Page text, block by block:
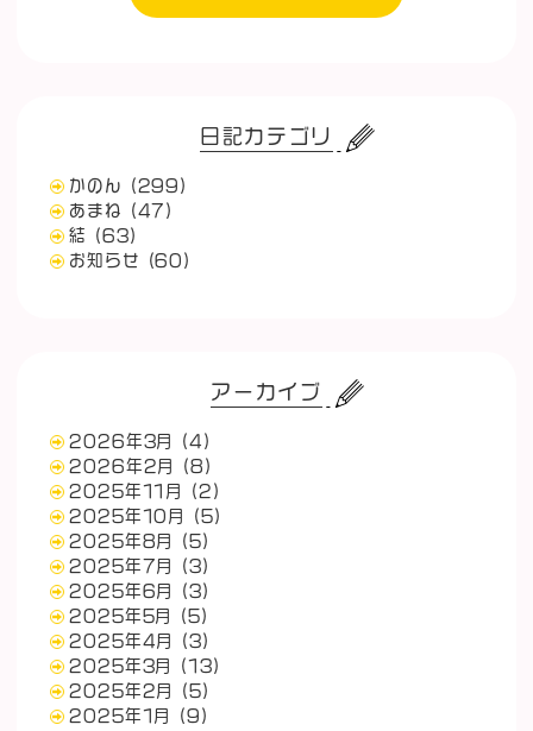
日記カテゴリ
かのん
(299)
あまね
(47)
結
(63)
お知らせ
(60)
アーカイブ
2026年3月
(4)
2026年2月
(8)
2025年11月
(2)
2025年10月
(5)
2025年8月
(5)
2025年7月
(3)
2025年6月
(3)
2025年5月
(5)
2025年4月
(3)
2025年3月
(13)
2025年2月
(5)
2025年1月
(9)